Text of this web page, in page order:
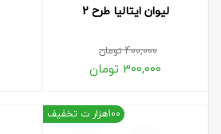
لیوان ایتالیا طرح 2
400,000تومان
300,000 تومان
100هزار ت تخفیف